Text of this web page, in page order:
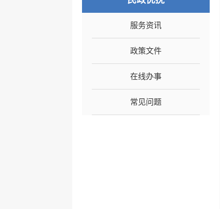
服务资讯
政策文件
在线办事
常见问题